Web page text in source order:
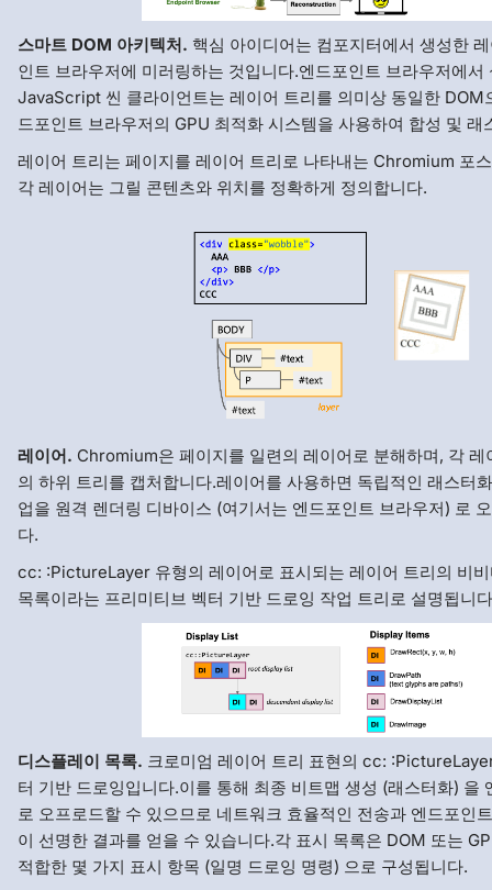
스마트 DOM 아키텍처. 핵심 아이디어는 컴포지터에서 생성한
인트 브라우저에 미러링하는 것입니다.엔드포인트 브라우저에서
JavaScript 씬 클라이언트는 레이어 트리를 의미상 동일한 DOM
드포인트 브라우저의 GPU 최적화 시스템을 사용하여 합성 및 래
레이어 트리는 페이지를 레이어 트리로 나타내는 Chromium 포
각 레이어는 그릴 콘텐츠와 위치를 정확하게 정의합니다.
레이어. Chromium은 페이지를 일련의 레이어로 분해하며, 각 레
의 하위 트리를 캡처합니다.레이어를 사용하면 독립적인 래스터
업을 원격 렌더링 디바이스 (여기서는 엔드포인트 브라우저) 로
다.
cc: :PictureLayer 유형의 레이어로 표시되는 레이어 트리의 비
목록이라는 프리미티브 벡터 기반 드로잉 작업 트리로 설명됩니
디스플레이 목록. 크로미엄 레이어 트리 표현의 cc:
터 기반 드로잉입니다.이를 통해 최종 비트맵 생성 (래스터화) 을
로 오프로드할 수 있으므로 네트워크 효율적인 전송과 엔드포인
이 선명한 결과를 얻을 수 있습니다.각 표시 목록은 DOM 또는
적합한 몇 가지 표시 항목 (일명 드로잉 명령) 으로 구성됩니다.